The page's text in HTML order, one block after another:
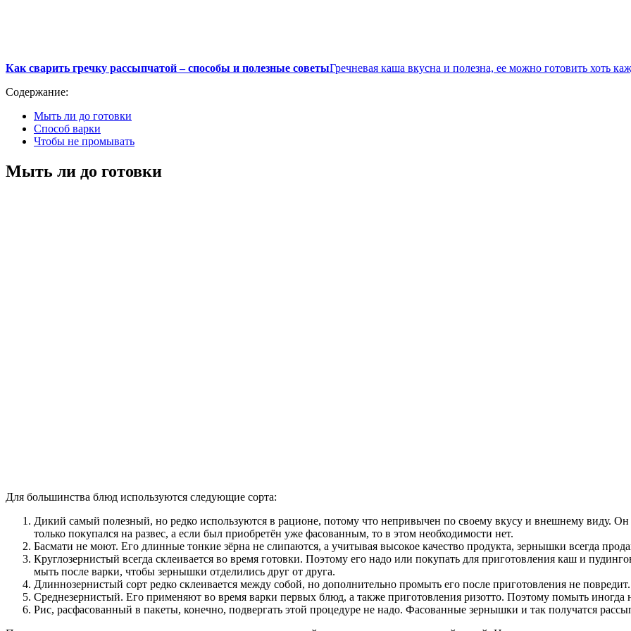
Как сварить гречку рассыпчатой – способы и полезные советыГречневая каша вкусна и полезна, ее можно готовить хоть
Содержание:
Мыть ли до готовки
Способ варки
Чтобы не промывать
Мыть ли до готовки
Для большинства блюд используются следующие сорта:
Дикий самый полезный, но редко используются в рационе, потому что непривычен по своему вкусу и внешнему виду. Он
только покупался на развес, а если был приобретён уже фасованным, то в этом необходимости нет.
Басмати не моют. Его длинные тонкие зёрна не слипаются, а учитывая высокое качество продукта, зернышки всегда
Круглозернистый всегда склеивается во время готовки. Поэтому его надо или покупать для приготовления каш и
мыть после варки, чтобы зернышки отделились друг от друга.
Длиннозернистый сорт редко склеивается между собой, но дополнительно промыть его после приготовления не повредит.
Среднезернистый. Его применяют во время варки первых блюд, а также приготовления ризотто. Поэтому помыть иногда
Рис, расфасованный в пакеты, конечно, подвергать этой процедуре не надо. Фасованные зернышки и так получатся